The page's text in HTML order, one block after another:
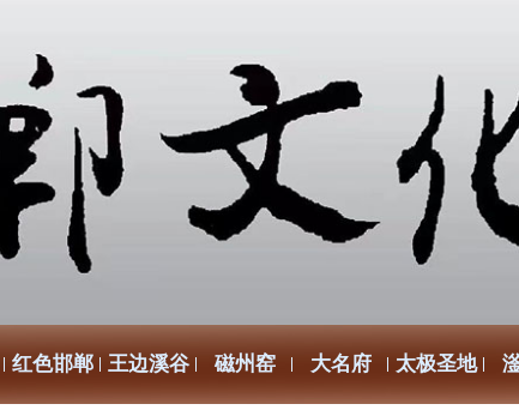
红色邯郸 王边溪谷 磁州窑 大名府 太极圣地